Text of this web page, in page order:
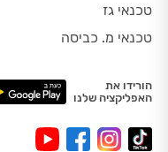
טכנאי גז
טכנאי מ. כביסה
הורידו את
האפליקציה שלנו